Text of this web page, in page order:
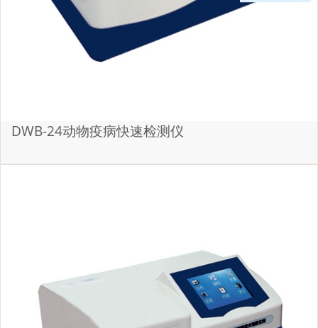
DWB-24动物疫病快速检测仪